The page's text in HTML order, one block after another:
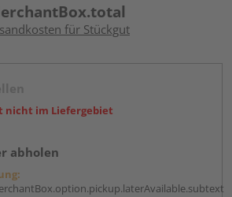
für Stückgut
nicht im Liefergebiet
abholen